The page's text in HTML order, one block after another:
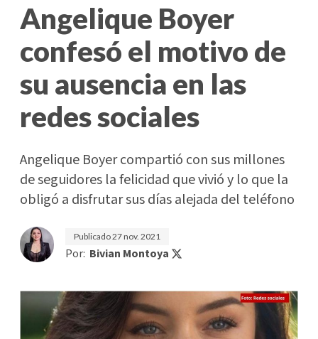
Angelique Boyer
confesó el motivo de
su ausencia en las
redes sociales
Angelique Boyer compartió con sus millones
de seguidores la felicidad que vivió y lo que la
obligó a disfrutar sus días alejada del teléfono
Publicado27 nov. 2021
Por: Bivian Montoya